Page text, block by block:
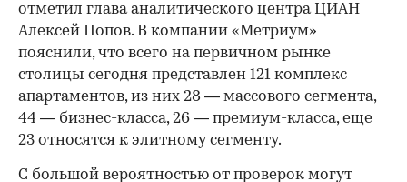
отметил глава аналитического центра ЦИАН
Алексей Попов. В компании «Метриум»
пояснили, что всего на первичном рынке
столицы сегодня представлен 121 комплекс
апартаментов, из них 28 — массового сегмента,
44 — бизнес-класса, 26 — премиум-класса, еще
23 относятся к элитному сегменту.
С большой вероятностью от проверок могут